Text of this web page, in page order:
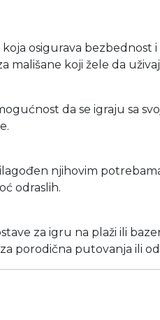
osigurava bezbednost
mališane koji žele da
da se igraju sa
njihovim
odraslih.
za igru na plaži ili
porodična putovanja ili